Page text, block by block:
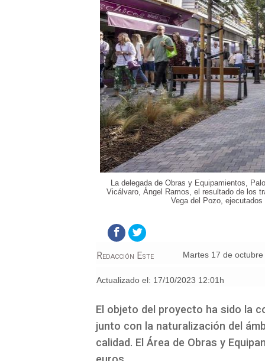
La delegada de Obras y Equipamientos,
Vicálvaro, Ángel Ramos, el resultado de los
Vega del Pozo,
martes 17 de
Redacción Este
Actualizado el: 17/10/2023 12:01h
El objeto del proyecto ha sido la
junto con la naturalización del
calidad. El Área de Obras y